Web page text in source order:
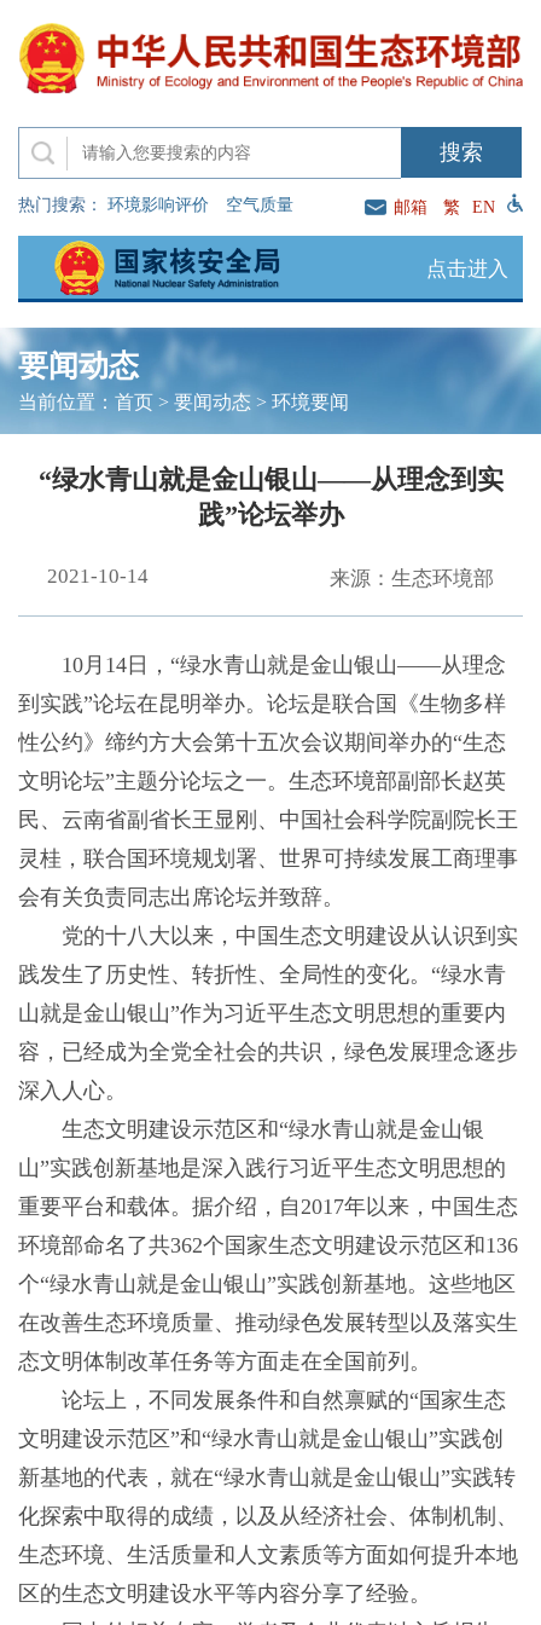
热门搜索： 环境影响评价 空气质量 邮箱 繁 EN
点击进入
要闻动态
当前位置： 首页> 要闻动态 > 环境要闻
“绿水青山就是金山银山——从理念到实
践”论坛举办
2021-10-14 来源：生态环境部
10月14日，“绿水青山就是金山银山——从理念
到实践”论坛在昆明举办。论坛是联合国《生物多样
性公约》缔约方大会第十五次会议期间举办的“生态
文明论坛”主题分论坛之一。生态环境部副部长赵英
民、云南省副省长王显刚、中国社会科学院副院长王
灵桂，联合国环境规划署、世界可持续发展工商理事
会有关负责同志出席论坛并致辞。
党的十八大以来，中国生态文明建设从认识到实
践发生了历史性、转折性、全局性的变化。“绿水青
山就是金山银山”作为习近平生态文明思想的重要内
容，已经成为全党全社会的共识，绿色发展理念逐步
深入人心。
生态文明建设示范区和“绿水青山就是金山银
山”实践创新基地是深入践行习近平生态文明思想的
重要平台和载体。据介绍，自2017年以来，中国生态
环境部命名了共362个国家生态文明建设示范区和136
个“绿水青山就是金山银山”实践创新基地。这些地区
在改善生态环境质量、推动绿色发展转型以及落实生
态文明体制改革任务等方面走在全国前列。
论坛上，不同发展条件和自然禀赋的“国家生态
文明建设示范区”和“绿水青山就是金山银山”实践创
新基地的代表，就在“绿水青山就是金山银山”实践转
化探索中取得的成绩，以及从经济社会、体制机制、
生态环境、生活质量和人文素质等方面如何提升本地
区的生态文明建设水平等内容分享了经验。